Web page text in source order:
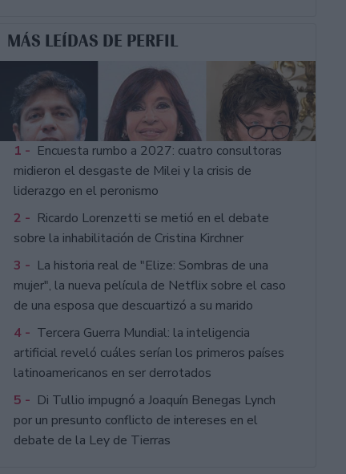
MÁS LEÍDAS DE PERFIL
1 - Encuesta rumbo a 2027: cuatro consultoras
midieron el desgaste de Milei y la crisis de
liderazgo en el peronismo
2 - Ricardo Lorenzetti se metió en el debate
sobre la inhabilitación de Cristina Kirchner
3 - La historia real de "Elize: Sombras de una
mujer", la nueva película de Netflix sobre el caso
de una esposa que descuartizó a su marido
4 - Tercera Guerra Mundial: la inteligencia
artificial reveló cuáles serían los primeros países
latinoamericanos en ser derrotados
5 - Di Tullio impugnó a Joaquín Benegas Lynch
por un presunto conflicto de intereses en el
debate de la Ley de Tierras